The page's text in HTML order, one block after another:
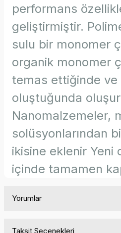
performans
geliştirmiştir.
sulu bir monomer
organik monomer
temas ettiğinde ve
oluştuğunda
Nanomalzemeler,
solüsyonlarından
ikisine eklenir Yeni
içinde tamamen
Yorumlar
Taksit Seçenekleri